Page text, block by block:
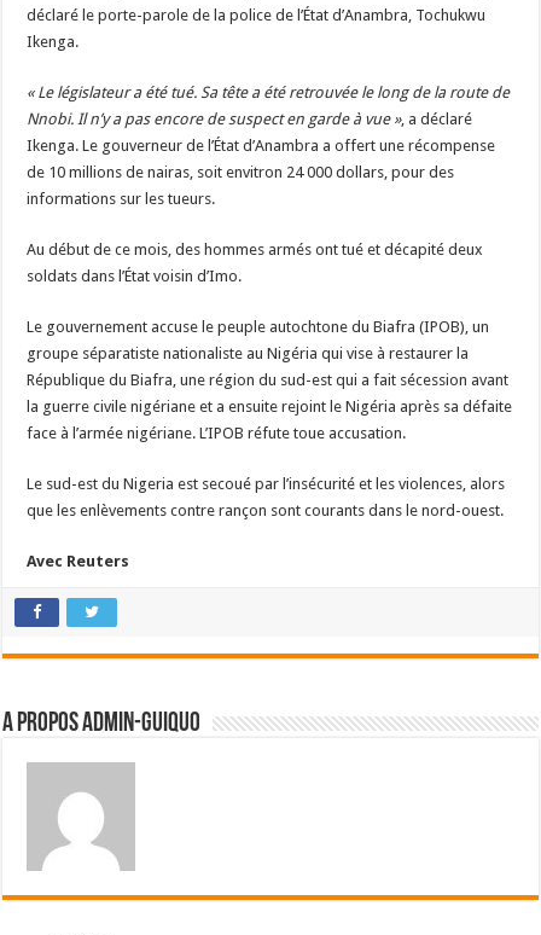
déclaré le porte-parole de la police de l’État d’Anambra, Tochukwu
Ikenga.
« Le législateur a été tué. Sa tête a été retrouvée le long de la route de
Nnobi. Il n’y a pas encore de suspect en garde à vue », a déclaré
Ikenga. Le gouverneur de l’État d’Anambra a offert une récompense
de 10 millions de nairas, soit envitron 24 000 dollars, pour des
informations sur les tueurs.
Au début de ce mois, des hommes armés ont tué et décapité deux
soldats dans l’État voisin d’Imo.
Le gouvernement accuse le peuple autochtone du Biafra (IPOB), un
groupe séparatiste nationaliste au Nigéria qui vise à restaurer la
République du Biafra, une région du sud-est qui a fait sécession avant
la guerre civile nigériane et a ensuite rejoint le Nigéria après sa défaite
face à l’armée nigériane. L’IPOB réfute toue accusation.
Le sud-est du Nigeria est secoué par l’insécurité et les violences, alors
que les enlèvements contre rançon sont courants dans le nord-ouest.
Avec Reuters
A propos admin-guiquo